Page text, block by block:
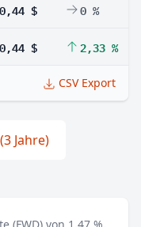
0,44 $ 0 %
0,44 $ 2,33 %
CSV Export
Jahre)